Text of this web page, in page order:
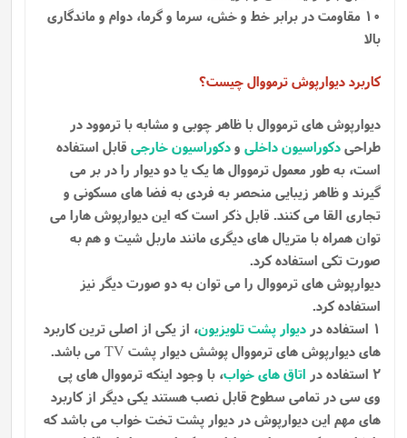
10 مقاومت در برابر خط و خش، سرما و گرما، دوام و ماندگاری
بالا
کاربرد دیوارپوش ترمووال چیست؟
دیوارپوش های ترمووال با ظاهر چوبی و مشابه با ترموود در
طراحیدکوراسیون داخلی ودکوراسیون خارجی قابل استفاده
است، به طور معمول ترمووال ها یک یا دو دیوار را در بر می
گیرند و ظاهر زیبایی منحصر به فردی به فضا های مسکونی و
تجاری القا می کنند. قابل ذکر است که این دیوارپوش هارا می
توان همراه با متریال های دیگری مانند ماربل شیت و هم به
صورت تکی استفاده کرد.
دیوارپوش های ترمووال را می توان به دو صورت دیگر نیز
استفاده کرد.
1 استفاده در
دیوار پشت تلویزیون، از یکی از اصلی ترین کاربرد
های دیوارپوش های ترمووال پوشش دیوار پشت TVمی باشد.
2 استفاده در
اتاق های خواب، با وجود اینکه ترمووال های پی
وی سی در تمامی سطوح قابل نصب هستند یکی دیگر از کاربرد
های مهم این دیوارپوش در دیوار پشت تخت خواب می باشد که